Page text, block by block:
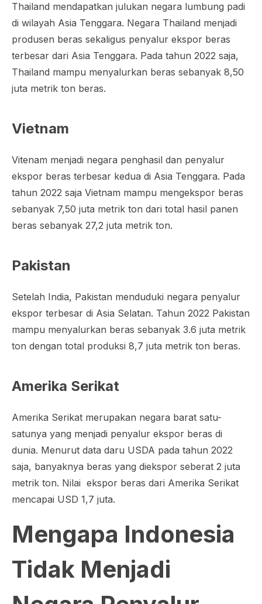
Thailand mendapatkan julukan negara lumbung padi
di wilayah Asia Tenggara. Negara Thailand menjadi
produsen beras sekaligus penyalur ekspor beras
terbesar dari Asia Tenggara. Pada tahun 2022 saja,
Thailand mampu menyalurkan beras sebanyak 8,50
juta metrik ton beras.
Vietnam
Vitenam menjadi negara penghasil dan penyalur
ekspor beras terbesar kedua di Asia Tenggara. Pada
tahun 2022 saja Vietnam mampu mengekspor beras
sebanyak 7,50 juta metrik ton dari total hasil panen
beras sebanyak 27,2 juta metrik ton.
Pakistan
Setelah India, Pakistan menduduki negara penyalur
ekspor terbesar di Asia Selatan. Tahun 2022 Pakistan
mampu menyalurkan beras sebanyak 3.6 juta metrik
ton dengan total produksi 8,7 juta metrik ton beras.
Amerika Serikat
Amerika Serikat merupakan negara barat satu-
satunya yang menjadi penyalur ekspor beras di
dunia. Menurut data daru USDA pada tahun 2022
saja, banyaknya beras yang diekspor seberat 2 juta
metrik ton. Nilai ekspor beras dari Amerika Serikat
mencapai USD 1,7 juta.
Mengapa Indonesia
Tidak Menjadi